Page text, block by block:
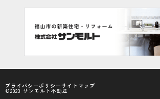
プライバシーポリシーサイトマップ
©2023 サンモルト不動産